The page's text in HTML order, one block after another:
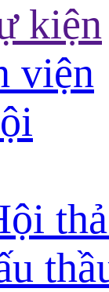
kiện
viện